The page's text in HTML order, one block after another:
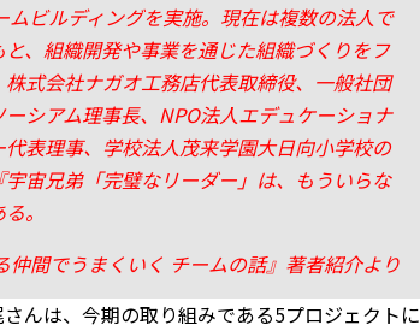
ムビルディングを実施。現在は複数の法人で
と、組織開発や事業を通じた組織づくりをフ
式会社ナガオ工務店代表取締役、一般社団
シアム理事長、NPO法人エデュケーショナ
表理事、学校法人茂来学園大日向小学校の
宙兄弟「完璧なリーダー」は、もういらな
。
仲間でうまくいく チームの話』著者紹介より
んは、今期の取り組みである5プロジェクトに